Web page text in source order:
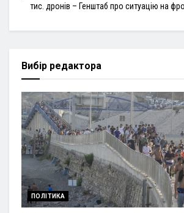
тис. дронів – Генштаб про ситуацію на
Вибір редактора
ПОЛІТИКА